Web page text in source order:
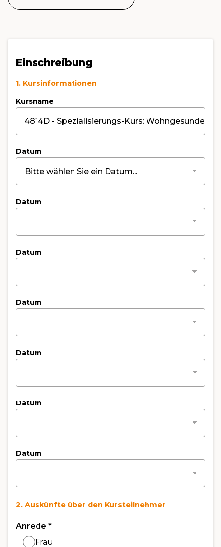
Einschreibung
1. Kursinformationen
Kursname
Datum
Datum
Datum
Datum
Datum
Datum
Datum
2. Auskünfte über den Kursteilnehmer
Anrede *
Frau